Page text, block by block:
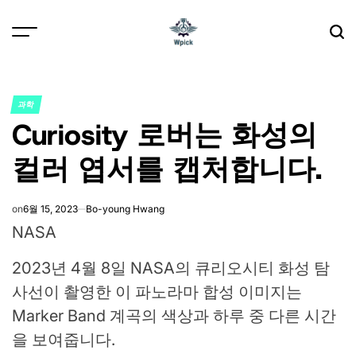
POSTED
IN
과학
Curiosity 로버는 화성의
컬러 엽서를 캡처합니다.
on6월 15, 2023 Bo-young Hwang
NASA
2023년 4월 8일 NASA의 큐리오시티 화성 탐
사선이 촬영한 이 파노라마 합성 이미지는
Marker Band 계곡의 색상과 하루 중 다른 시간
을 보여줍니다.